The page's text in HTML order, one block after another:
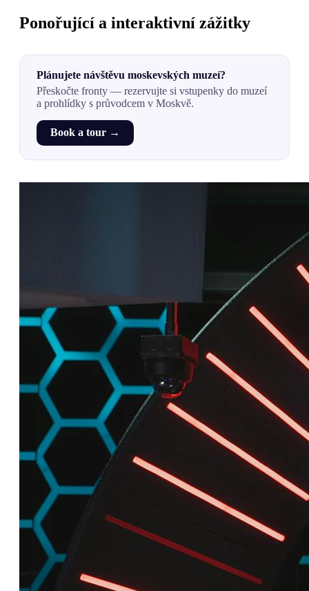
Ponořující a interaktivní zážitky
Plánujete návštěvu moskevských muzeí?
Přeskočte fronty — rezervujte si vstupenky do muzeí
a prohlídky s průvodcem v Moskvě.
Book a tour →